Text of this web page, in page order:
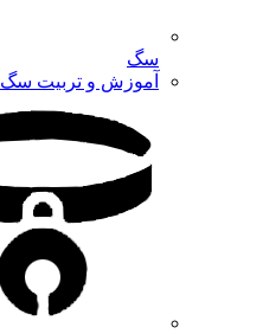
سگ
آموزش و تربیت سگ